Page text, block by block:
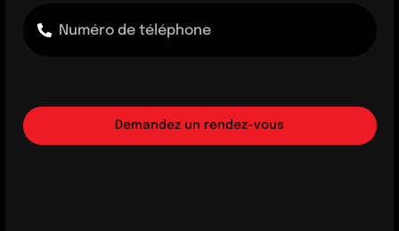
Demandez un rendez-vous